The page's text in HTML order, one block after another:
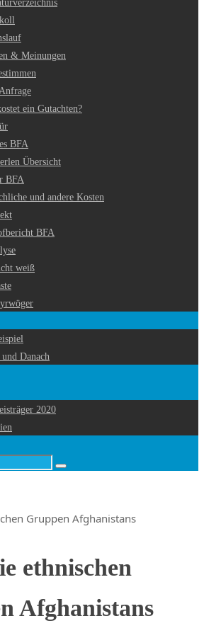
& Meinungen
ein Gutachten?
BFA
Übersicht
BFA
und andere Kosten
BFA
weiß
Danach
2020
Suchen
Gruppen Afghanistans
ethnischen
Afghanistans